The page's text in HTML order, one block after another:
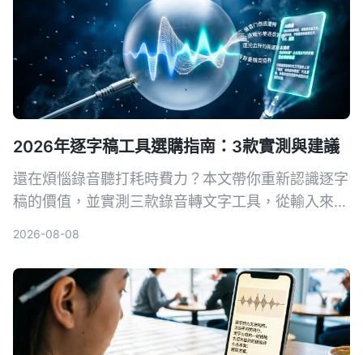
2026年逐字稿工具選購指南：3款實測與建議
還在煩惱錄音聽打耗時費力？本文帶你重新認識逐字
稿的價值，並實測三款錄音轉文字工具，從輸入來
2026-08-08